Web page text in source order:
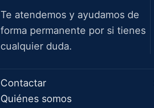
Te atendemos y ayudamos de
forma permanente por si tienes
cualquier duda.
Contactar
Quiénes somos